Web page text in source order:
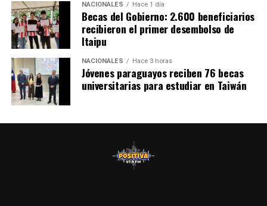
NACIONALES Hace 1 día
Becas del Gobierno: 2.600 beneficiarios
recibieron el primer desembolso de
Itaipu
NACIONALES Hace 3 horas
Jóvenes paraguayos reciben 76 becas
universitarias para estudiar en Taiwán